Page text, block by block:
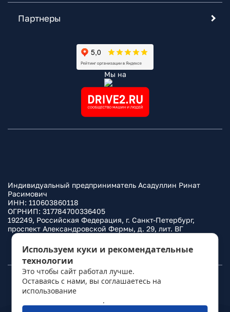
Партнеры
Мы на
Индивидуальный предприниматель Асадуллин Ринат
Расимович
ИНН: 110603860118
ОГРНИП: 317784700336405
192249, Российская Федерация, г. Санкт-Петербург,
проспект Александровской Фермы, д. 29, лит. ВГ
Политика конфиденциальности
© 2010– 2026Фаркоп.ру
Используем куки и рекомендательные
технологии
Это чтобы сайт работал лучше.
Оставаясь с нами, вы соглашаетесь на
использование
.